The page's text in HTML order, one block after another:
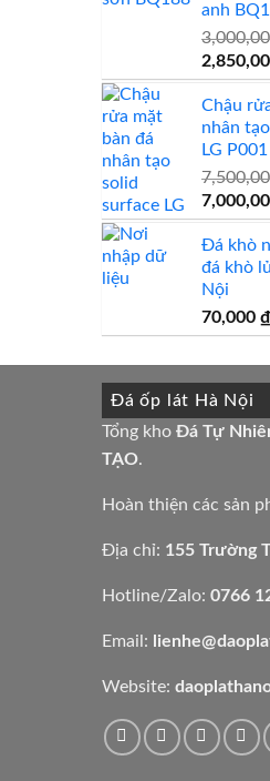
anh
Giá
gốc
là:
Chậu
nhân
LG P001
Giá
gốc
là:
Đá khò
đá khò
Nội
70,000 ₫
Đá ốp lát Hà Nội
Tổng kho Đá Tự
TẠO.
Hoàn thiện các sản
Địa chỉ: 155 Trường
Hotline/Zalo: 0766
Email:
Website: